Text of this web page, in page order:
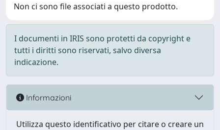
Non ci sono file associati a questo prodotto.
I documenti in IRIS sono protetti da copyright e
tutti i diritti sono riservati, salvo diversa
indicazione.
Informazioni
Utilizza questo identificativo per citare o creare un